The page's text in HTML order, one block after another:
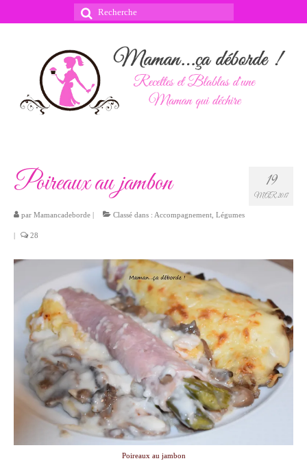
Rechercher
19
MAR 2017
Poireaux au jambon
par Mamancadeborde | Classé dans : Accompagnement Légumes
| 28
Poireaux au jambon